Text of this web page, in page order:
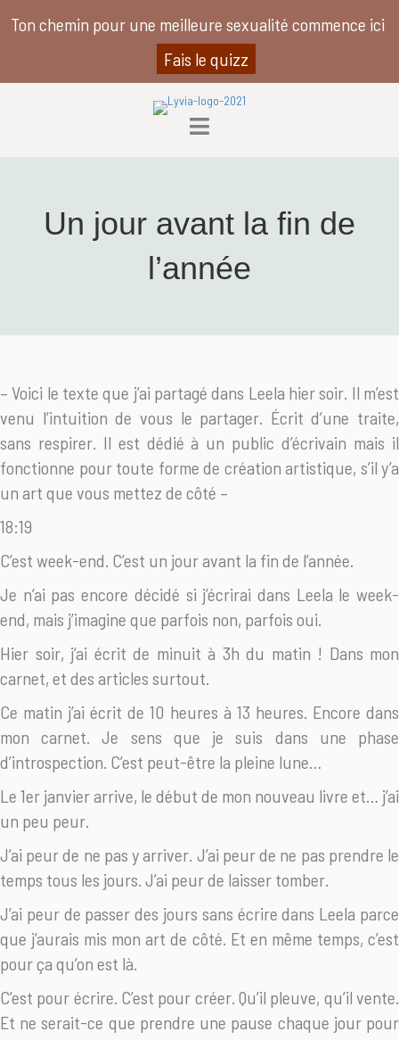
Un jour avant la fin de
l’année
– Voici le texte que j’ai partagé dans Leela hier soir. Il m’est
venu l’intuition de vous le partager. Écrit d’une traite,
sans respirer. Il est dédié à un public d’écrivain mais il
fonctionne pour toute forme de création artistique, s’il y’a
un art que vous mettez de côté –
18:19
C’est week-end. C’est un jour avant la fin de l’année.
Je n’ai pas encore décidé si j’écrirai dans Leela le week-
end, mais j’imagine que parfois non, parfois oui.
Hier soir, j’ai écrit de minuit à 3h du matin ! Dans mon
carnet, et des articles surtout.
Ce matin j’ai écrit de 10 heures à 13 heures. Encore dans
mon carnet. Je sens que je suis dans une phase
d’introspection. C’est peut-être la pleine lune…
Le 1er janvier arrive, le début de mon nouveau livre et… j’ai
un peu peur.
J’ai peur de ne pas y arriver. J’ai peur de ne pas prendre le
temps tous les jours. J’ai peur de laisser tomber.
J’ai peur de passer des jours sans écrire dans Leela parce
que j’aurais mis mon art de côté. Et en même temps, c’est
pour ça qu’on est là.
C’est pour écrire. C’est pour créer. Qu’il pleuve, qu’il vente.
Et ne serait-ce que prendre une pause chaque jour pour
Ton chemin pour une meilleure sexualité commence ici
Fais le quizz